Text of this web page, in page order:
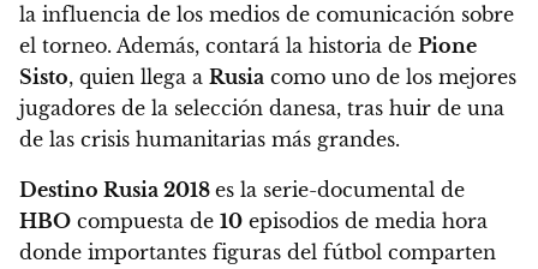
la influencia de los medios de comunicación sobre
el torneo. Además, contará la historia de Pione
Sisto, quien llega a Rusia como uno de los mejores
jugadores de la selección danesa, tras huir de una
de las crisis humanitarias más grandes.
Destino Rusia 2018 es la serie-documental de
HBO compuesta de 10 episodios de media hora
donde importantes figuras del fútbol comparten